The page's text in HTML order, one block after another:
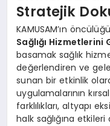
Stratejik
KAMUSAM’ın
Sağlığı Hizmetlerini
basamak sağlık
değerlendiren ve
sunan bir etkinlik
uygulamalarının
farklılıkları, altyapı
halk sağlığına